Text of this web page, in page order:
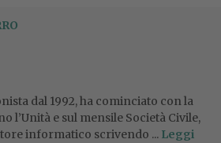
dal 1992, ha cominciato con la
l’Unità e sul mensile Società Civile,
informatico scrivendo ... Leggi